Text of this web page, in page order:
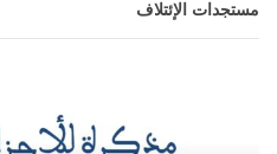
مستجدات الإئتلاف